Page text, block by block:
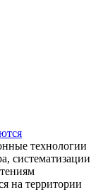
технологии
систематизации
на территории